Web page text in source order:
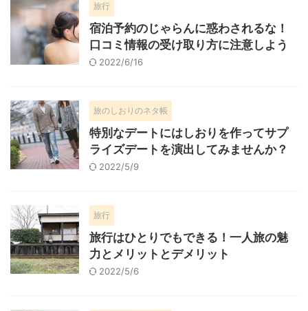
旅行
宿泊予約のじゃらんに惑わされるな！
口コミ情報の受け取り方に注意しよう
2022/6/16
旅のしおりのネタ帳
特別なデートにはしおりを作ってサプ
ライズデートを演出してみませんか？
2022/5/9
旅行
旅行はひとりでもできる！一人旅の魅
力とメリットとデメリット
2022/5/6